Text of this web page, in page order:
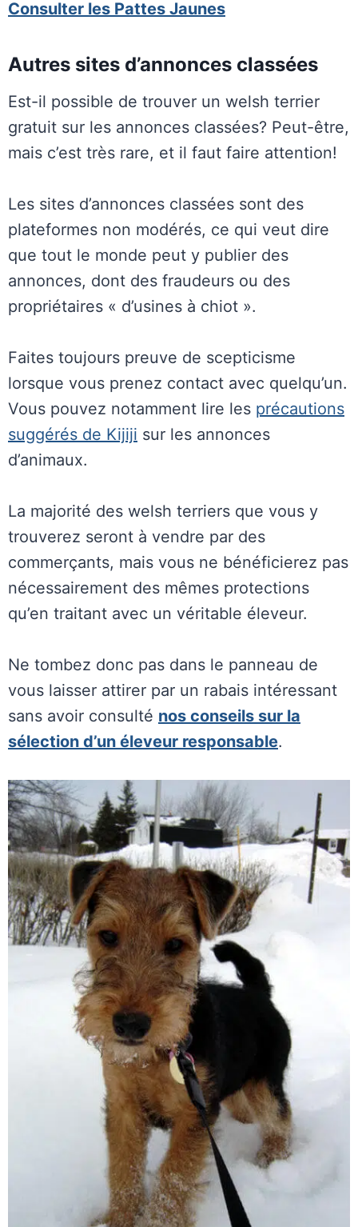
Consulter les Pattes Jaunes
Autres sites d’annonces classées
Est-il possible de trouver un welsh terrier
gratuit sur les annonces classées? Peut-être,
mais c’est très rare, et il faut faire attention!
Les sites d’annonces classées sont des
plateformes non modérés, ce qui veut dire
que tout le monde peut y publier des
annonces, dont des fraudeurs ou des
propriétaires « d’usines à chiot ».
Faites toujours preuve de scepticisme
lorsque vous prenez contact avec quelqu’un.
Vous pouvez notamment lire les précautions
suggérés de Kijiji sur les annonces
d’animaux.
La majorité des welsh terriers que vous y
trouverez seront à vendre par des
commerçants, mais vous ne bénéficierez pas
nécessairement des mêmes protections
qu’en traitant avec un véritable éleveur.
Ne tombez donc pas dans le panneau de
vous laisser attirer par un rabais intéressant
sans avoir consulté nos conseils sur la
sélection d’un éleveur responsable.